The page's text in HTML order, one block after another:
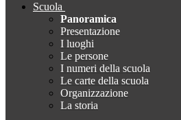
Scuola
Panoramica
Presentazione
I luoghi
Le persone
I numeri della scuola
Le carte della scuola
Organizzazione
La storia